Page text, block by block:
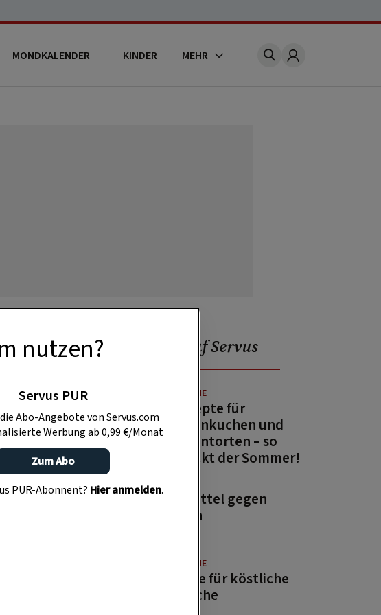
MONDKALENDER KINDER MEHR Account
Beliebt auf Servus
GUTE KÜCHE
13 Rezepte für
Zitronenkuchen und
Zitronentorten – so
schmeckt der Sommer!
GARTEN
Hausmittel gegen
Wespen
GUTE KÜCHE
Rezepte für köstliche
Aufstriche
nutzen?
Servus PUR
Abo-Angebote von Servus.com
Werbung ab 0,99 €/Monat
Zum Abo
PUR-Abonnent? Hier anmelden.